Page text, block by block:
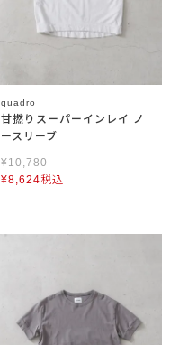
quadro
甘撚りスーパーインレイ ノ
ースリーブ
¥10,780
¥8,624税込